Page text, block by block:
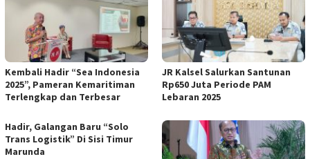
Kembali Hadir “Sea Indonesia
2025”, Pameran Kemaritiman
Terlengkap dan Terbesar
JR Kalsel Salurkan Santunan
Rp650 Juta Periode PAM
Lebaran 2025
Hadir, Galangan Baru “Solo
Trans Logistik” Di Sisi Timur
Marunda